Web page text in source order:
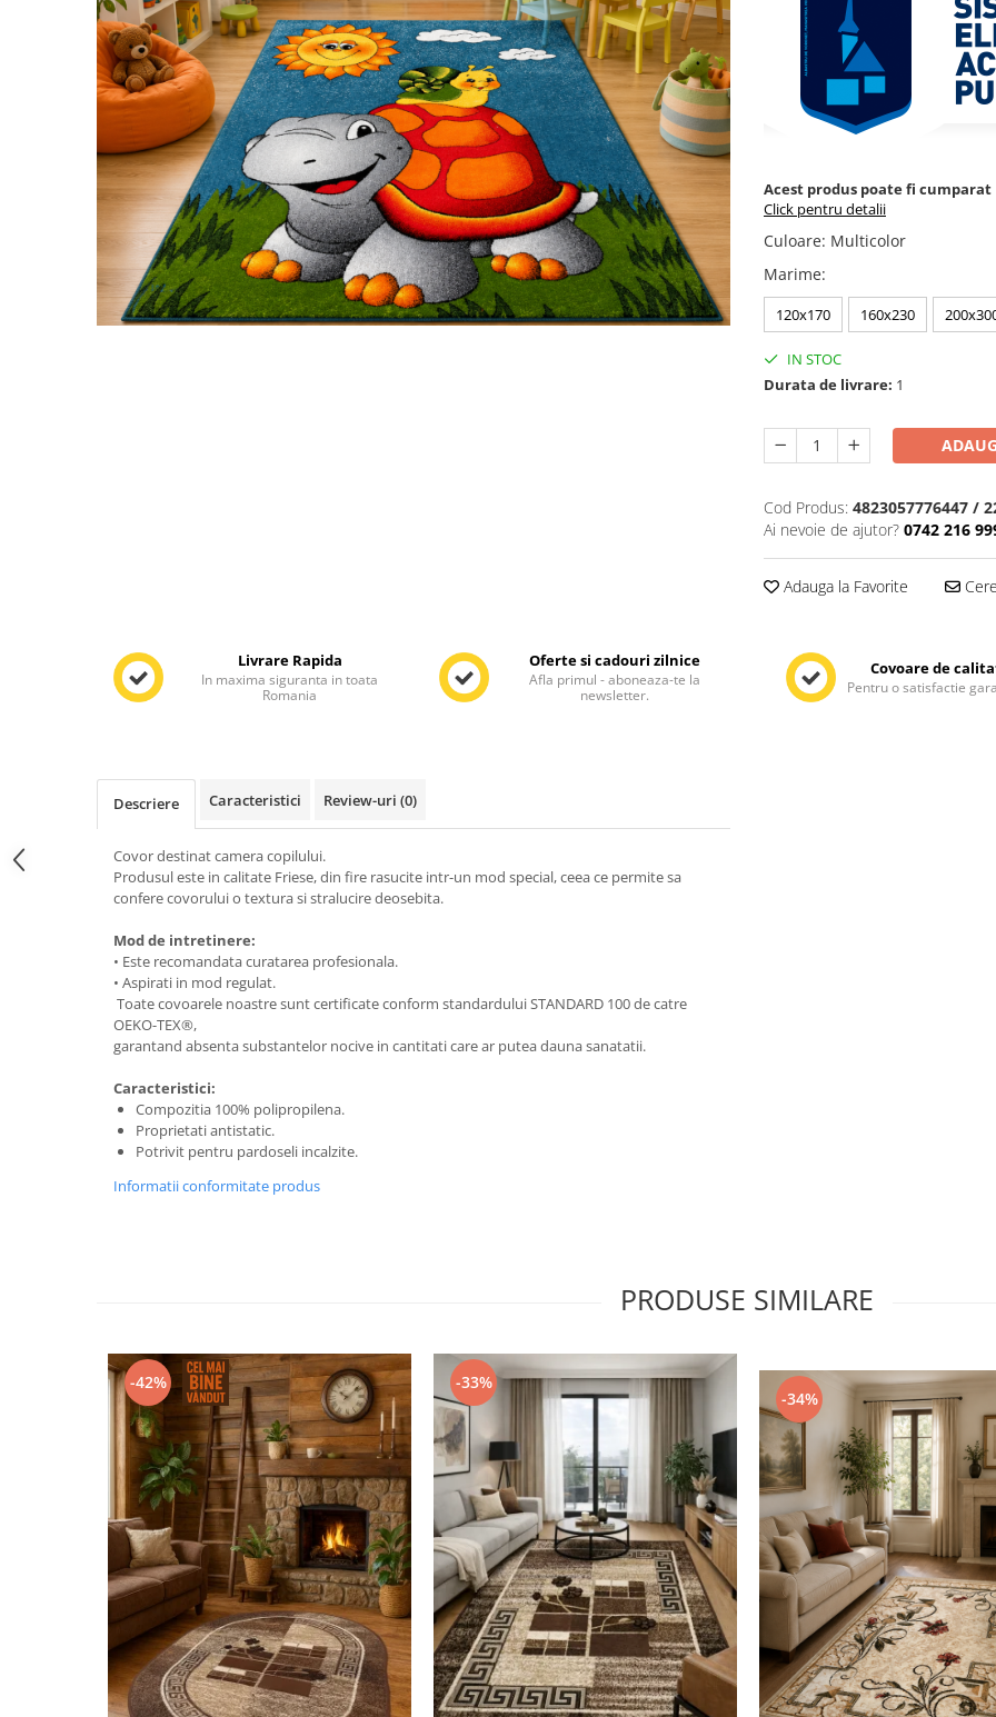
Acest produs poate fi cumparat
Click pentru detalii
Culoare: Multicolor
Marime:
120x170 160x230
IN STOC
Durata de livrare: 1
Cod Produs: 4823057776447 /
Ai nevoie de ajutor? 0742 216
Adauga la Favorite
Livrare Rapida
In maxima siguranta in toata
Romania
Oferte si cadouri zilnice
Afla primul - aboneaza-te la
newsletter.
Covoare de
Pentru o satisfactie
Descriere Caracteristici Review-uri (0)
Covor destinat camera copilului.
Produsul este in calitate Friese, din fire rasucite intr-un mod special, ceea ce permite sa
confere covorului o textura si stralucire deosebita.
Mod de intretinere:
• Este recomandata curatarea profesionala.
• Aspirati in mod regulat.
Toate covoarele noastre sunt certificate conform standardului STANDARD 100 de catre
OEKO-TEX®,
garantand absenta substantelor nocive in cantitati care ar putea dauna sanatatii.
Caracteristici:
Compozitia 100% polipropilena.
Proprietati antistatic.
Potrivit pentru pardoseli incalzite.
Informatii conformitate produs
PRODUSE SIMILARE
-42% -33%
-34%